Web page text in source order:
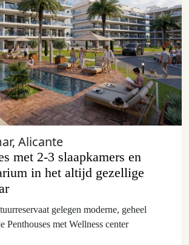
Alicante
met 2-3 slaapkamers en
in het altijd gezellige
gelegen moderne, geheel
Penthouses met Wellness center